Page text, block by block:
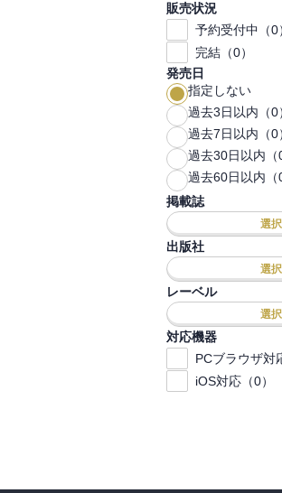
販売状況
予約受付中（0
完結（0）
発売日
指定しない
過去3日以内（0
過去7日以内（0
過去30日以内（0
過去60日以内（0
掲載誌
選
出版社
選
レーベル
選
対応機器
PCブラウザ対
iOS対応（0）